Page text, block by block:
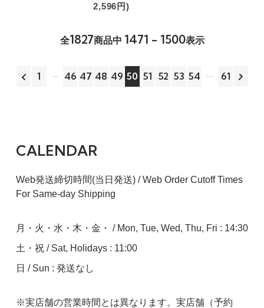
2,596円)
全1827商品中 1471 - 1500表示
1 46 47 48 49 50 51 52 53 54 61
CALENDAR
Web発送締切時間(当日発送) / Web Order Cutoff Times
For Same-day Shipping
月・火・水・木・金・ / Mon, Tue, Wed, Thu, Fri : 14:30
土・祝 / Sat, Holidays : 11:00
日 / Sun : 発送なし
※実店舗の営業時間とは異なります。実店舗（予約